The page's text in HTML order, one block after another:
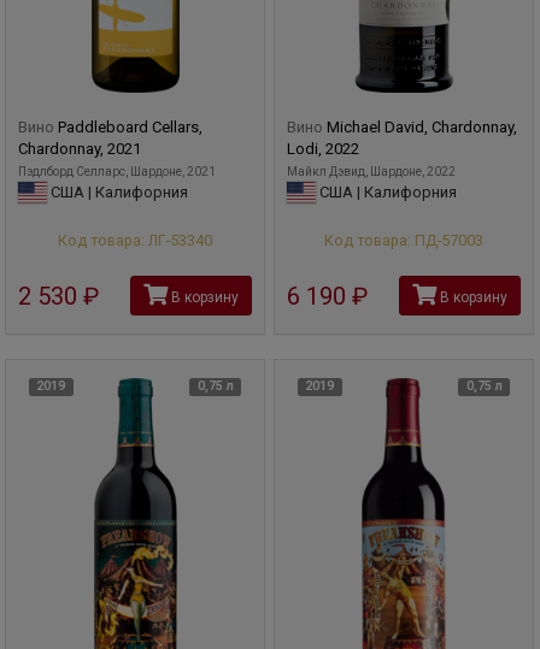
Вино Paddleboard Cellars,
Chardonnay, 2021
Пэдлборд Селларс, Шардоне, 2021
США | Калифорния
Код товара: ЛГ-53340
2 530 руб В корзину
Вино Michael David, Chardonnay,
Lodi, 2022
Майкл Дэвид, Шардоне, 2022
США | Калифорния
Код товара: ПД-57003
6 190 руб В корзину
2019 0,75 л 2019 0,75 л